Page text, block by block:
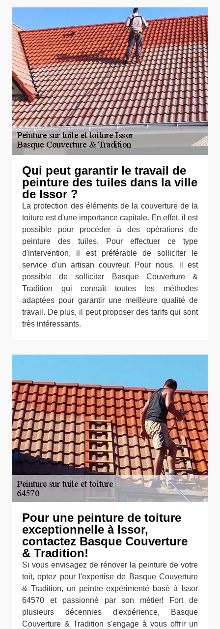
Qui peut garantir le travail de
peinture des tuiles dans la ville
de Issor ?
La protection des éléments de la couverture de la
toiture est d'une importance capitale. En effet, il est
possible pour procéder à des opérations de
peinture des tuiles. Pour effectuer ce type
d'intervention, il est préférable de solliciter le
service d'un artisan couvreur. Pour nous, il est
possible de solliciter Basque Couverture &
Tradition qui connaît toutes les méthodes
adaptées pour garantir une meilleure qualité de
travail. De plus, il peut proposer des tarifs qui sont
très intéressants.
Pour une peinture de toiture
exceptionnelle à Issor,
contactez Basque Couverture
& Tradition!
Si vous envisagez de rénover la peinture de votre
toit, optez pour l'expertise de Basque Couverture
& Tradition, un peintre expérimenté basé à Issor
64570 et passionné par son métier! Fort de
plusieurs décennies d'expérience, Basque
Couverture & Tradition s'engage à vous offrir un